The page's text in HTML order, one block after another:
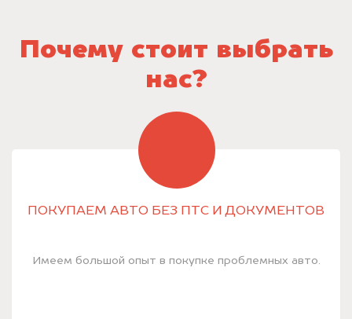
Почему стоит выбрать
нас?
ПОКУПАЕМ АВТО БЕЗ ПТС И ДОКУМЕНТОВ
Имеем большой опыт в покупке проблемных авто.